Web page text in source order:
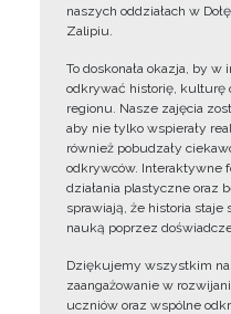
naszych oddziałach w
Zalipiu.
To doskonała okazja, by
odkrywać historię, kulturę
regionu. Nasze zajęcia
aby nie tylko wspierały
również pobudzały
odkrywców. Interaktywne
działania plastyczne oraz
sprawiają, że historia
nauką poprzez
Dziękujemy wszystkim
zaangażowanie w
uczniów oraz wspólne